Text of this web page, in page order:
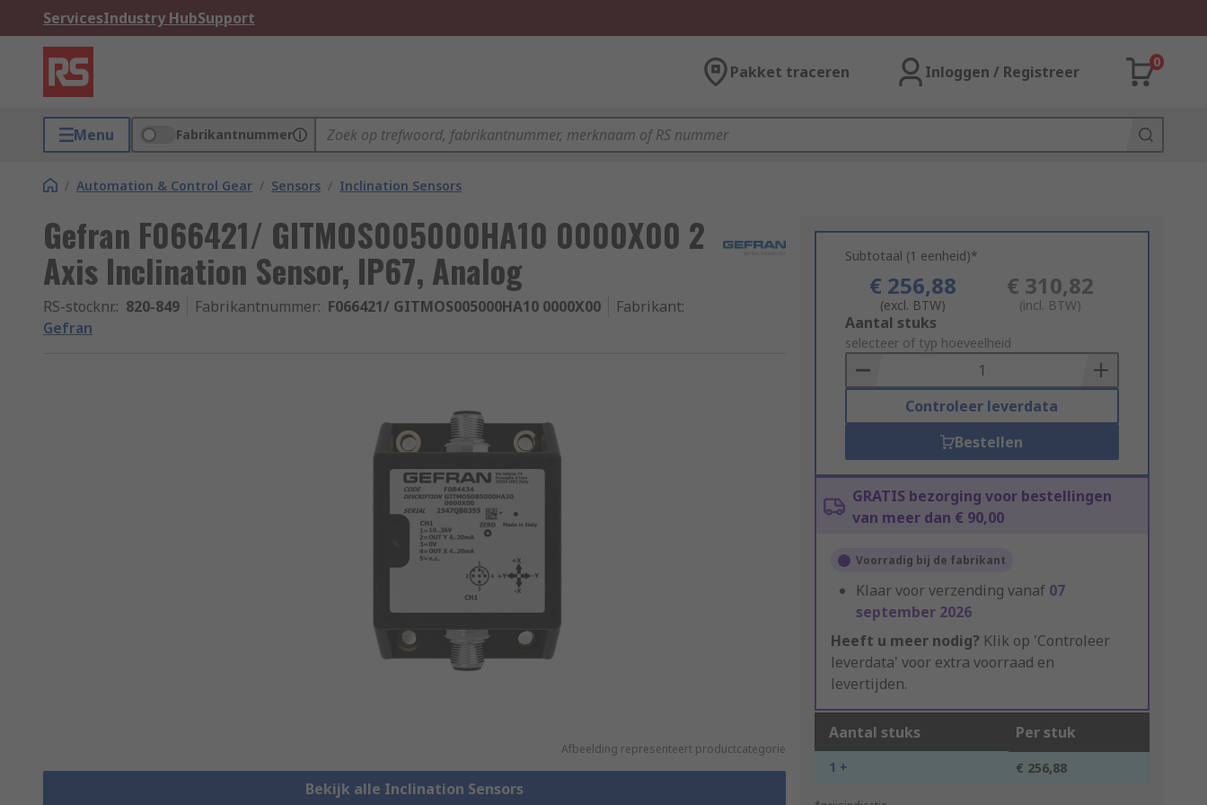
ServicesIndustry HubSupport
Pakket traceren Inloggen / Registreer
0
Menu Fabrikantnummer
/ Automation & Control Gear / Sensors / Inclination Sensors
Gefran F066421/ GITMOS005000HA10 0000X00 2
Axis Inclination Sensor, IP67, Analog
RS-stocknr.: 820-849 Fabrikantnummer: F066421/ GITMOS005000HA10 0000X00 Fabrikant:
Gefran
Afbeelding representeert productcategorie
Bekijk alle Inclination Sensors
Subtotaal (1 eenheid)*
€ 256,88
(excl. BTW)
€ 310,82
(incl. BTW)
Add
to
Basket
Aantal stuks
selecteer of typ hoeveelheid
Controleer leverdata
Bestellen
GRATIS bezorging voor bestellingen
van meer dan € 90,00
Voorradig bij de fabrikant
Klaar voor verzending vanaf 07
september 2026
Heeft u meer nodig? Klik op 'Controleer
leverdata' voor extra voorraad en
levertijden.
Aantal stuks Per stuk
1 + € 256,88